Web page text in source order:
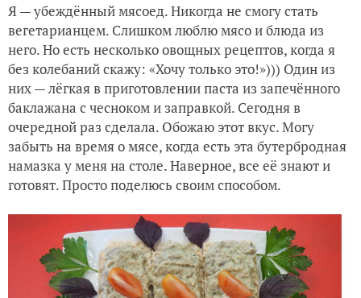
Я — убеждённый мясоед. Никогда не смогу стать
вегетарианцем. Слишком люблю мясо и блюда из
него. Но есть несколько овощных рецептов, когда я
без колебаний скажу: «Хочу только это!»))) Один из
них — лёгкая в приготовлении паста из запечённого
баклажана с чесноком и заправкой. Сегодня в
очередной раз сделала. Обожаю этот вкус. Могу
забыть на время о мясе, когда есть эта бутербродная
намазка у меня на столе. Наверное, все её знают и
готовят. Просто поделюсь своим способом.